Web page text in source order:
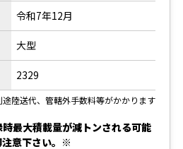
令和7年12月
大型
2329
陸送代、管轄外手数料等がかかります
最大積載量が減トンされる可能
注意下さい。※